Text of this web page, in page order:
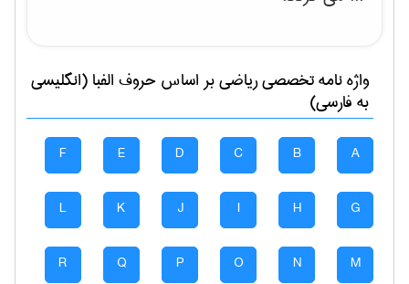
واژه نامه تخصصیرياضیبر اساس حروف الفبا (انگلیسی
به فارسی)
A
B
C
D
E
F
G
H
I
J
K
L
M
N
O
P
Q
R